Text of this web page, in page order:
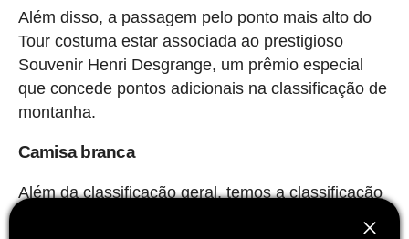
Além disso, a passagem pelo ponto mais alto do
Tour costuma estar associada ao prestigioso
Souvenir Henri Desgrange, um prêmio especial
que concede pontos adicionais na classificação de
montanha.
Camisa branca
Além da classificação geral, temos a classificação